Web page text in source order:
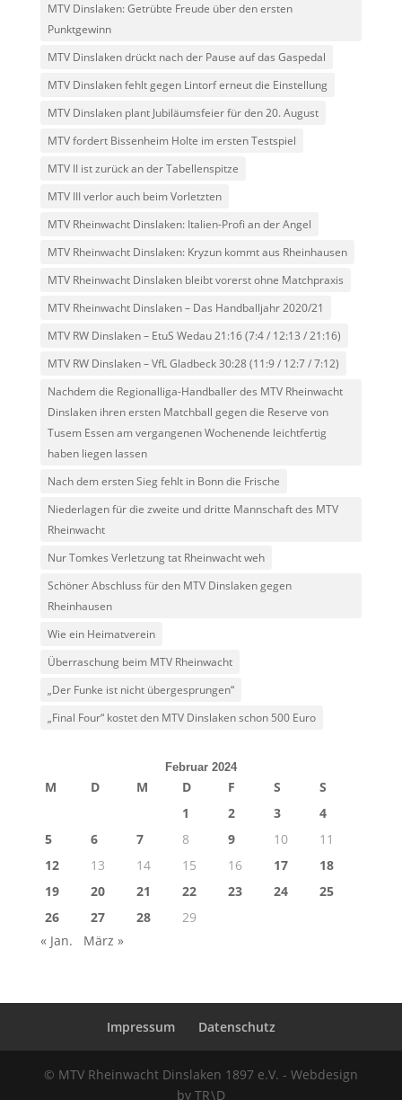
MTV Dinslaken: Getrübte Freude über den ersten
Punktgewinn
MTV Dinslaken drückt nach der Pause auf das Gaspedal
MTV Dinslaken fehlt gegen Lintorf erneut die Einstellung
MTV Dinslaken plant Jubiläumsfeier für den 20. August
MTV fordert Bissenheim Holte im ersten Testspiel
MTV II ist zurück an der Tabellenspitze
MTV III verlor auch beim Vorletzten
MTV Rheinwacht Dinslaken: Italien-Profi an der Angel
MTV Rheinwacht Dinslaken: Kryzun kommt aus Rheinhausen
MTV Rheinwacht Dinslaken bleibt vorerst ohne Matchpraxis
MTV Rheinwacht Dinslaken – Das Handballjahr 2020/21
MTV RW Dinslaken – EtuS Wedau 21:16 (7:4 / 12:13 / 21:16)
MTV RW Dinslaken – VfL Gladbeck 30:28 (11:9 / 12:7 / 7:12)
Nachdem die Regionalliga-Handballer des MTV Rheinwacht
Dinslaken ihren ersten Matchball gegen die Reserve von
Tusem Essen am vergangenen Wochenende leichtfertig
haben liegen lassen
Nach dem ersten Sieg fehlt in Bonn die Frische
Niederlagen für die zweite und dritte Mannschaft des MTV
Rheinwacht
Nur Tomkes Verletzung tat Rheinwacht weh
Schöner Abschluss für den MTV Dinslaken gegen
Rheinhausen
Wie ein Heimatverein
Überraschung beim MTV Rheinwacht
„Der Funke ist nicht übergesprungen“
„Final Four“ kostet den MTV Dinslaken schon 500 Euro
Februar 2024
M D M D F S
S
1
2 3
4
5
6 7 8 9 10
11
12
13 14 15 16 17
18
19
20 21 22 23 24
25
26
27 28
29
« Jan.
März »
Impressum Datenschutz
© MTV Rheinwacht Dinslaken 1897 e.V. - Webdesign
by TR \ D